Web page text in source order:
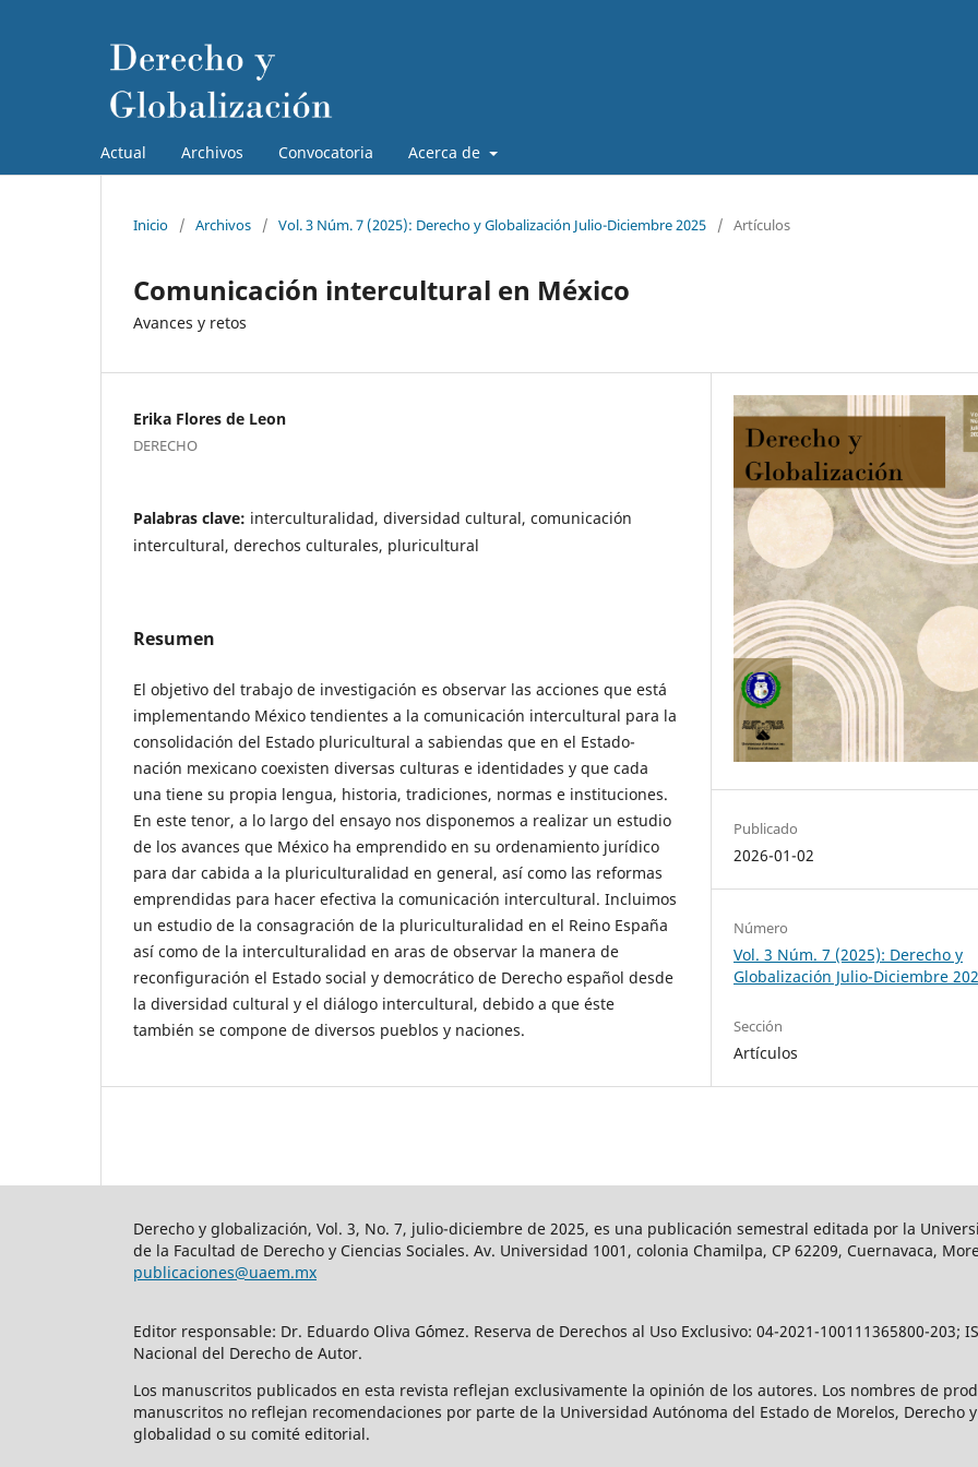
Actual Archivos Convocatoria Acerca de
Inicio / Archivos / Vol. 3 Núm. 7 (2025): Derecho y Globalización Julio-Diciembre 2025 / Artículos
Comunicación intercultural en México
Avances y retos
Erika Flores de Leon
DERECHO
Palabras clave: interculturalidad, diversidad cultural, comunicación
intercultural, derechos culturales, pluricultural
Resumen
El objetivo del trabajo de investigación es observar las acciones que está
implementando México tendientes a la comunicación intercultural para la
consolidación del Estado pluricultural a sabiendas que en el Estado-
nación mexicano coexisten diversas culturas e identidades y que cada
una tiene su propia lengua, historia, tradiciones, normas e instituciones.
En este tenor, a lo largo del ensayo nos disponemos a realizar un estudio
de los avances que México ha emprendido en su ordenamiento jurídico
para dar cabida a la pluriculturalidad en general, así como las reformas
emprendidas para hacer efectiva la comunicación intercultural. Incluimos
un estudio de la consagración de la pluriculturalidad en el Reino España
así como de la interculturalidad en aras de observar la manera de
reconfiguración el Estado social y democrático de Derecho español desde
la diversidad cultural y el diálogo intercultural, debido a que éste
también se compone de diversos pueblos y naciones.
Publicado
2026-01-02
Número
Vol. 3 Núm. 7 (2025): Derecho y
Globalización Julio-Diciembre
Sección
Artículos
Derecho y globalización, Vol. 3, No. 7, julio-diciembre de 2025, es una publicación semestral editada por la
de la Facultad de Derecho y Ciencias Sociales. Av. Universidad 1001, colonia Chamilpa, CP 62209, Cuernavaca,
publicaciones@uaem.mx
Editor responsable: Dr. Eduardo Oliva G´ómez. Reserva de Derechos al Uso Exclusivo: 04-2021-100111365800-
Nacional del Derecho de Autor.
Los manuscritos publicados en esta revista reflejan exclusivamente la opinión de los autores. Los nombres de
manuscritos no reflejan recomendaciones por parte de la Universidad Autónoma del Estado de Morelos, Derecho
globalidad o su comité editorial.